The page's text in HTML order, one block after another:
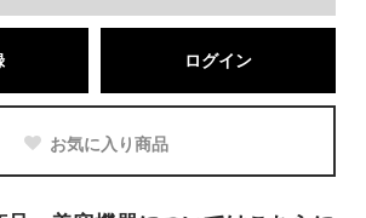
ログイン
お気に入り商品